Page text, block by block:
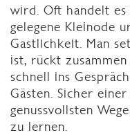
wird. Oft handelt
gelegene Kleinode
Gastlichkeit. Man
ist, rückt
schnell ins
Gästen. Sicher
genussvollsten
zu lernen.